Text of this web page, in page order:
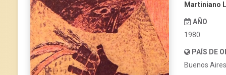
Martiniano
AÑO
1980
PAÍS DE
Buenos